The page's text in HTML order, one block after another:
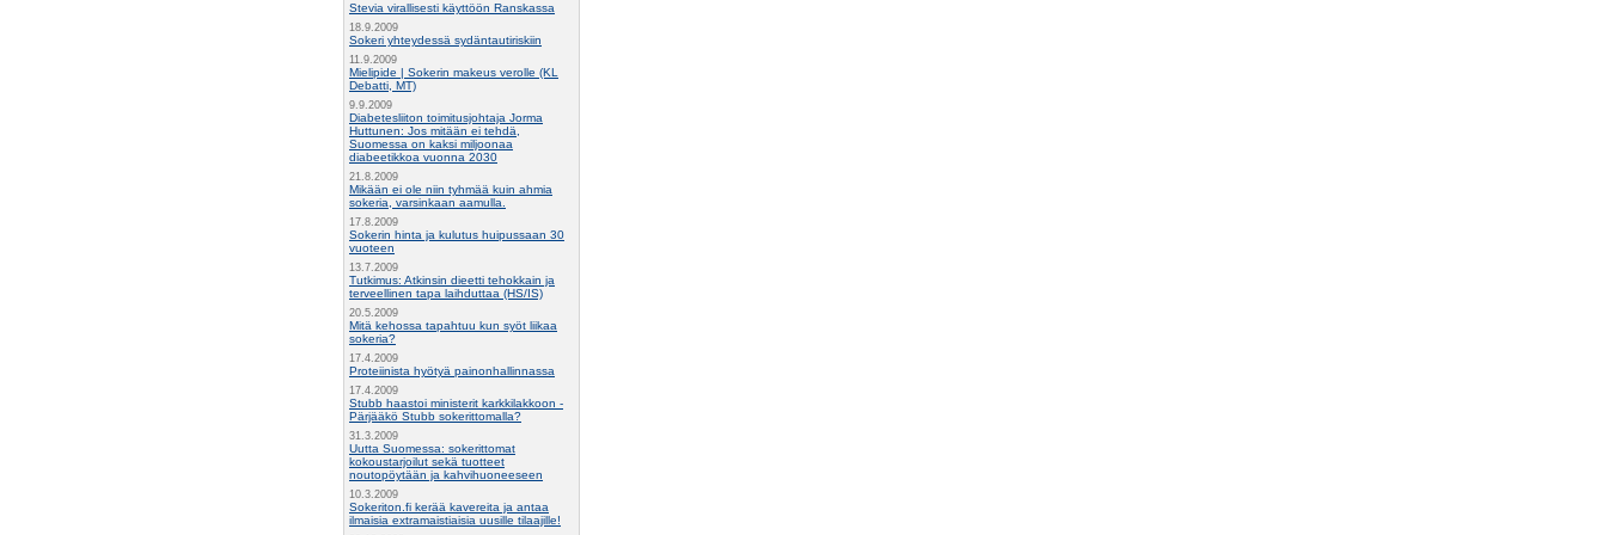
Stevia virallisesti käyttöön Ranskassa
18.9.2009
Sokeri yhteydessä sydäntautiriskiin
11.9.2009
Mielipide | Sokerin makeus verolle (KL
Debatti, MT)
9.9.2009
Diabetesliiton toimitusjohtaja Jorma
Huttunen: Jos mitään ei tehdä,
Suomessa on kaksi miljoonaa
diabeetikkoa vuonna 2030
21.8.2009
Mikään ei ole niin tyhmää kuin ahmia
sokeria, varsinkaan aamulla.
17.8.2009
Sokerin hinta ja kulutus huipussaan 30
vuoteen
13.7.2009
Tutkimus: Atkinsin dieetti tehokkain ja
terveellinen tapa laihduttaa (HS/IS)
20.5.2009
Mitä kehossa tapahtuu kun syöt liikaa
sokeria?
17.4.2009
Proteiinista hyötyä painonhallinnassa
17.4.2009
Stubb haastoi ministerit karkkilakkoon -
Pärjääkö Stubb sokerittomalla?
31.3.2009
Uutta Suomessa: sokerittomat
kokoustarjoilut sekä tuotteet
noutopöytään ja kahvihuoneeseen
10.3.2009
Sokeriton.fi kerää kavereita ja antaa
ilmaisia extramaistiaisia uusille tilaajille!